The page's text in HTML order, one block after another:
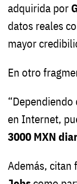
adquirida por
datos reales
mayor
En otro
en Internet,
3000 MXN
Además, citan